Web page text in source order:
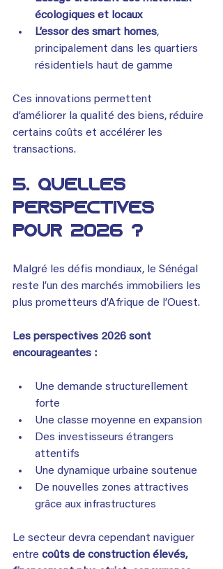
écologiques et locaux
L’essor des smart homes,
principalement dans les quartiers
résidentiels haut de gamme
Ces innovations permettent
d’améliorer la qualité des biens, réduire
certains coûts et accélérer les
transactions.
5. Quelles
perspectives
pour 2026 ?
Malgré les défis mondiaux, le Sénégal
reste l’un des marchés immobiliers les
plus prometteurs d’Afrique de l’Ouest.
Les perspectives 2026 sont
encourageantes :
Une demande structurellement
forte
Une classe moyenne en expansion
Des investisseurs étrangers
attentifs
Une dynamique urbaine soutenue
De nouvelles zones attractives
grâce aux infrastructures
Le secteur devra cependant naviguer
entre coûts de construction élevés,